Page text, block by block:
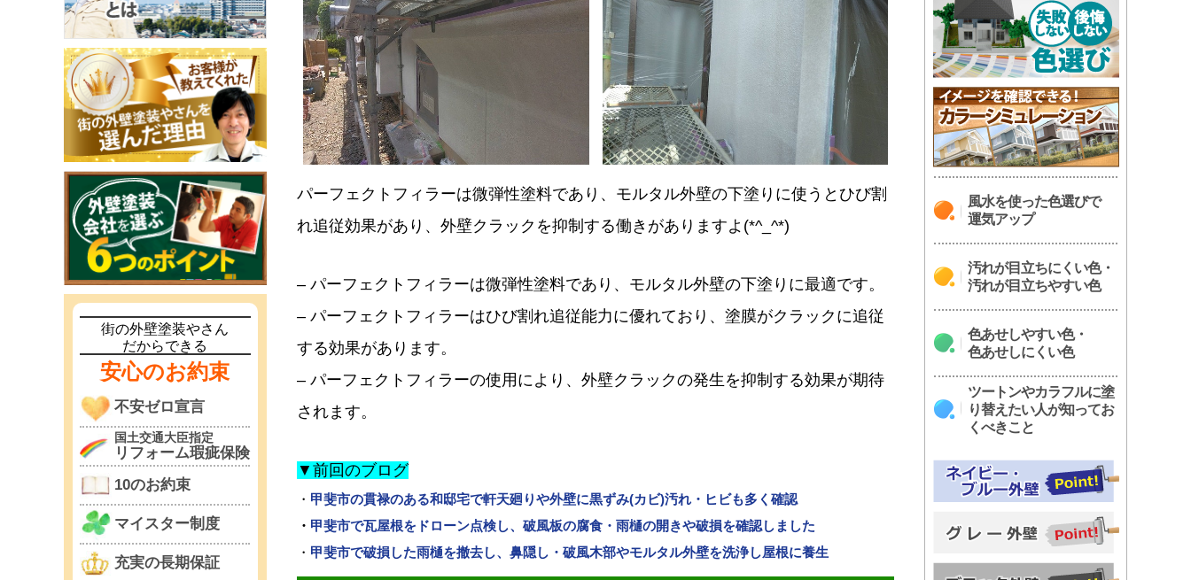
パーフェクトフィラーは微弾性塗料であり、モルタル外壁の下塗りに使うとひび割
れ追従効果があり、外壁クラックを抑制する働きがありますよ(*^_^*)
– パーフェクトフィラーは微弾性塗料であり、モルタル外壁の下塗りに最適です。
– パーフェクトフィラーはひび割れ追従能力に優れており、塗膜がクラックに追従
する効果があります。
– パーフェクトフィラーの使用により、外壁クラックの発生を抑制する効果が期待
されます。
▼前回のブログ
・ 甲斐市の貫禄のある和邸宅で軒天廻りや外壁に黒ずみ(カビ)汚れ・ヒビも多く確認
・ 甲斐市で瓦屋根をドローン点検し、破風板の腐食・雨樋の開きや破損を確認しました
・ 甲斐市で破損した雨樋を撤去し、鼻隠し・破風木部やモルタル外壁を洗浄し屋根に養生
風水を使った色選びで
運気アップ
汚れが目立ちにくい色・
汚れが目立ちやすい色
色あせしやすい色・
色あせしにくい色
ツートンやカラフルに塗
り替えたい人が知ってお
くべきこと
街の外壁塗装やさん
だからできる
安心のお約束
不安ゼロ宣言
国土交通大臣指定
リフォーム瑕疵保険
10のお約束
マイスター制度
充実の長期保証